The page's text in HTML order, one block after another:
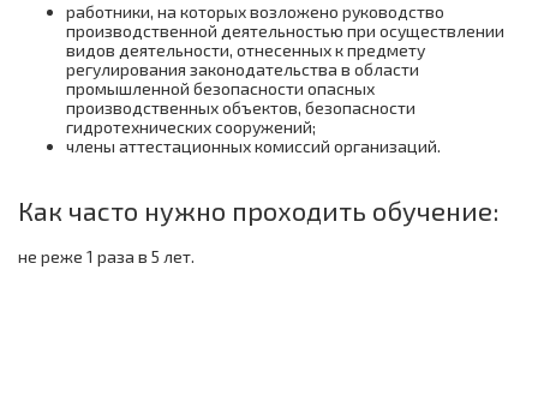
работники, на которых возложено руководство
производственной деятельностью при осуществлении
видов деятельности, отнесенных к предмету
регулирования законодательства в области
промышленной безопасности опасных
производственных объектов, безопасности
гидротехнических сооружений;
члены аттестационных комиссий организаций.
Как часто нужно проходить обучение:
не реже 1 раза в 5 лет.